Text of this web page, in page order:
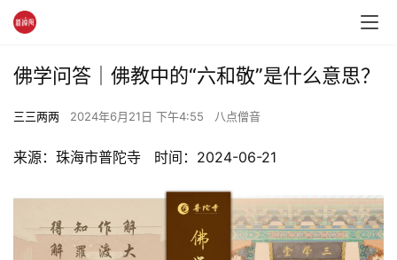
佛学问答｜佛教中的“六和敬”是什么意思？
三三两两 2024年6月21日 下午4:55 八点僧音
来源：珠海市普陀寺   时间：2024-06-21